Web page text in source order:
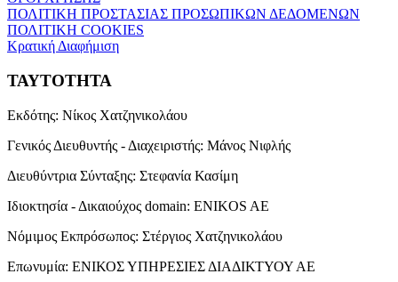
ΠΟΛΙΤΙΚΗ ΠΡΟΣΤΑΣΙΑΣ ΠΡΟΣΩΠΙΚΩΝ ΔΕΔΟΜΕΝΩΝ
ΠΟΛΙΤΙΚΗ COOKIES
Κρατική Διαφήμιση
ΤΑΥΤΟΤΗΤΑ
Εκδότης: Νίκος Χατζηνικολάου
Γενικός Διευθυντής - Διαχειριστής: Μάνος Νιφλής
Διευθύντρια Σύνταξης: Στεφανία Κασίμη
Ιδιοκτησία - Δικαιούχος domain: ENIKOS AE
Νόμιμος Εκπρόσωπος: Στέργιος Χατζηνικολάου
Επωνυμία: ΕΝΙΚΟΣ ΥΠΗΡΕΣΙΕΣ ΔΙΑΔΙΚΤΥΟΥ ΑΕ